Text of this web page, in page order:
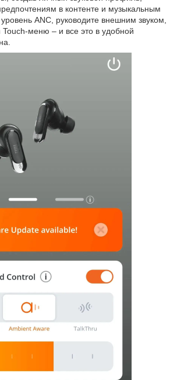
в контенте и музыкальным
ANC, руководите внешним звуком,
Touch-меню – и все это в удобной